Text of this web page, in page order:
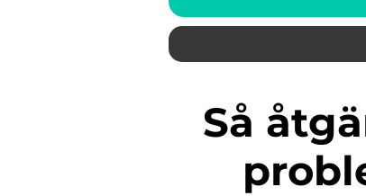
Så åtgärdar du vanliga wifi-